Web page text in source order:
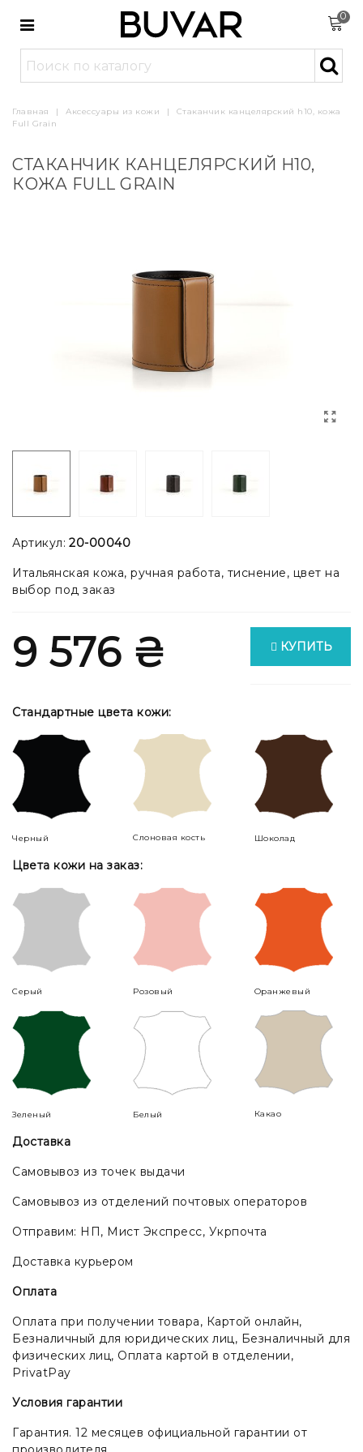
0
Главная | Аксессуары из кожи |
Стаканчик канцелярский h10, кожа
Full Grain
СТАКАНЧИК КАНЦЕЛЯРСКИЙ H10,
КОЖА FULL GRAIN
Артикул: 20-00040
Итальянская кожа, ручная работа, тиснение, цвет на
выбор под заказ
9 576 ₴ КУПИТЬ
Стандартные цвета кожи:
Черный Слоновая кость Шоколад
Цвета кожи на заказ:
Серый Розовый Оранжевый
Зеленый Белый Какао
Доставка
Самовывоз из точек выдачи
Самовывоз из отделений почтовых операторов
Отправим: НП, Мист Экспресс, Укрпочта
Доставка курьером
Оплата
Оплата при получении товара, Картой онлайн,
Безналичный для юридических лиц, Безналичный для
физических лиц, Оплата картой в отделении,
PrivatPay
Условия гарантии
Гарантия. 12 месяцев официальной гарантии от